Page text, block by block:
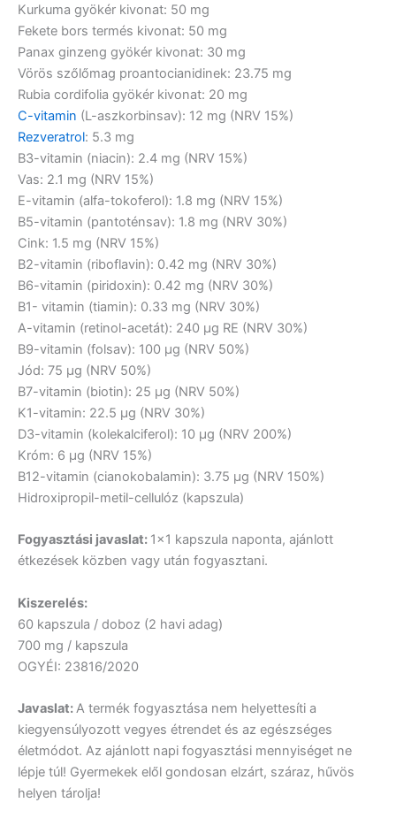
Kurkuma gyökér kivonat: 50 mg
Fekete bors termés kivonat: 50 mg
Panax ginzeng gyökér kivonat: 30 mg
Vörös szőlőmag proantocianidinek: 23.75 mg
Rubia cordifolia gyökér kivonat: 20 mg
C-vitamin (L-aszkorbinsav): 12 mg (NRV 15%)
Rezveratrol: 5.3 mg
B3-vitamin (niacin): 2.4 mg (NRV 15%)
Vas: 2.1 mg (NRV 15%)
E-vitamin (alfa-tokoferol): 1.8 mg (NRV 15%)
B5-vitamin (pantoténsav): 1.8 mg (NRV 30%)
Cink: 1.5 mg (NRV 15%)
B2-vitamin (riboflavin): 0.42 mg (NRV 30%)
B6-vitamin (piridoxin): 0.42 mg (NRV 30%)
B1- vitamin (tiamin): 0.33 mg (NRV 30%)
A-vitamin (retinol-acetát): 240 µg RE (NRV 30%)
B9-vitamin (folsav): 100 µg (NRV 50%)
Jód: 75 µg (NRV 50%)
B7-vitamin (biotin): 25 µg (NRV 50%)
K1-vitamin: 22.5 µg (NRV 30%)
D3-vitamin (kolekalciferol): 10 µg (NRV 200%)
Króm: 6 µg (NRV 15%)
B12-vitamin (cianokobalamin): 3.75 µg (NRV 150%)
Hidroxipropil-metil-cellulóz (kapszula)
Fogyasztási javaslat: 1×1 kapszula naponta, ajánlott
étkezések közben vagy után fogyasztani.
Kiszerelés:
60 kapszula / doboz (2 havi adag)
700 mg / kapszula
OGYÉI: 23816/2020
Javaslat:A termék fogyasztása nem helyettesíti a
kiegyensúlyozott vegyes étrendet és az egészséges
életmódot. Az ajánlott napi fogyasztási mennyiséget ne
lépje túl! Gyermekek elől gondosan elzárt, száraz, hűvös
helyen tárolja!